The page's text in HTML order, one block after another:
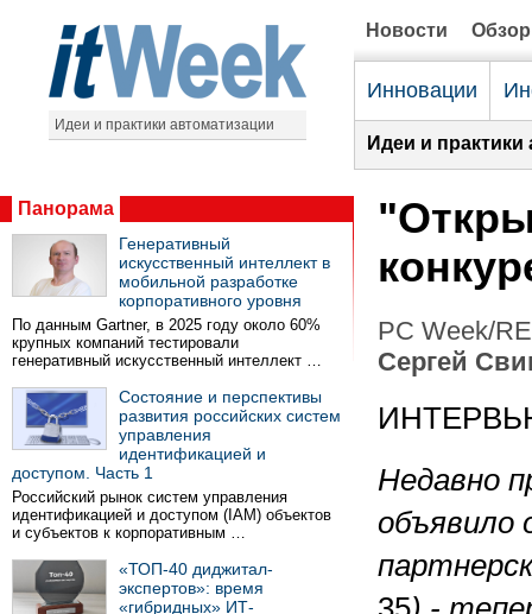
Идеи и практики автоматизации
Новости
Инновации
Идеи и
Панорама
Генеративный
искусственный интеллект в
мобильной разработке
корпоративного уровня
По данным Gartner, в 2025 году около 60%
крупных компаний тестировали
генеративный искусственный интеллект …
Состояние и перспективы
развития российских систем
управления
идентификацией и
доступом. Часть 1
Российский рынок систем управления
идентификацией и доступом (IAM) объектов
и субъектов к корпоративным …
«ТОП-40 диджитал-
экспертов»: время
«гибридных» ИТ-
PC Week/
Сергей
Недавно
объявило